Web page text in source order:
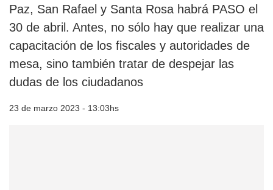
Paz, San Rafael y Santa Rosa habrá PASO el
30 de abril. Antes, no sólo hay que realizar una
capacitación de los fiscales y autoridades de
mesa, sino también tratar de despejar las
dudas de los ciudadanos
23 de marzo 2023 - 13:03hs